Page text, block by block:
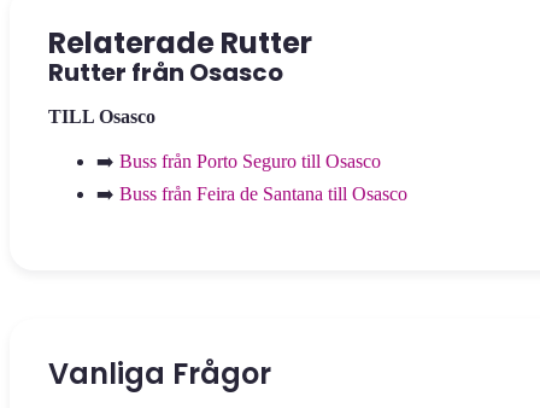
Relaterade Rutter
Rutter från Osasco
TILL Osasco
➡️ Buss från Porto Seguro till Osasco
➡️ Buss från Feira de Santana till Osasco
Vanliga Frågor